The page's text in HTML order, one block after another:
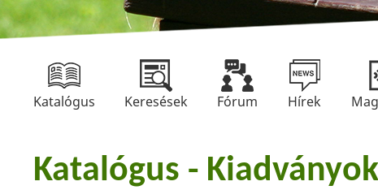
Katalógus Keresések Fórum Hírek
Katalógus - Kiadványok